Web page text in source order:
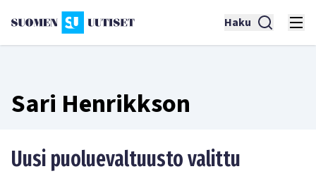
Haku
Sari Henrikkson
Uusi puoluevaltuusto valittu